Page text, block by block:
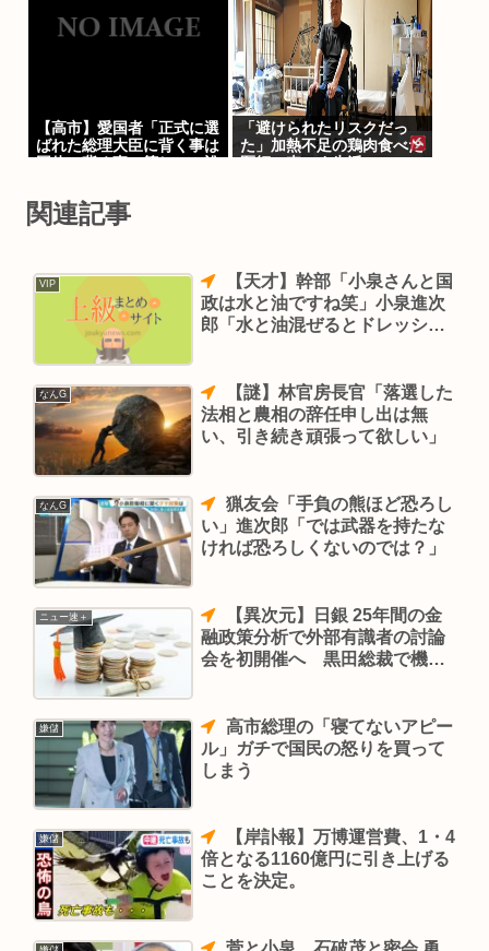
【高市】愛国者「正式に選
ばれた総理大臣に背く事は
国体に背く事に等しい。誰
き」
「避けられたリスクだっ
た」加熱不足の鶏肉食べた
医師、車いす生活に
関連記事
VIP
政は水と油ですね笑」小泉進次
郎「水と油混ぜるとドレッシン
なんG
法相と農相の辞任申し出は無
い、引き続き頑張って欲しい」
なんG
猟友会「手負の熊ほど恐ろし
い」進次郎「では武器を持たな
ければ恐ろしくないのでは？」
ニュー速＋
融政策分析で外部有識者の討論
会を初開催へ 黒田総裁で機能
嫌儲
高市総理の「寝てないアピー
ル」ガチで国民の怒りを買って
しまう
嫌儲
倍となる1160億円に引き上げる
ことを決定。